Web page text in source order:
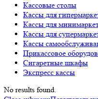
Кассовые столы
Кассы для
Кассы для
Кассы для
Кассы
Прикассовое
Сигаретные шкафы
Экспресс кассы
No results found.